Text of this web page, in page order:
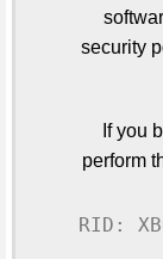
security
If you
perform
RID: